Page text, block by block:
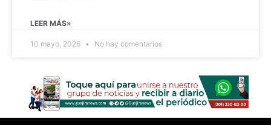
LEER MÁS»
10 mayo, 2026 No hay comentarios